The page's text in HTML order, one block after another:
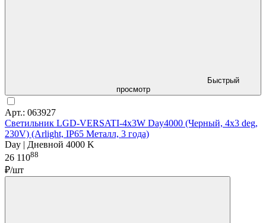
Быстрый
просмотр
Арт.: 063927
Светильник LGD-VERSATI-4x3W Day4000 (Черный, 4x3 deg,
230V) (Arlight, IP65 Металл, 3 года)
Day | Дневной 4000 K
26 11088
₽/шт